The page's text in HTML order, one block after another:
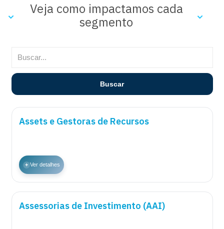
Veja como impactamos cada
segmento
Buscar
Assets e Gestoras de Recursos
+ Ver detalhes
Assessorias de Investimento (AAI)